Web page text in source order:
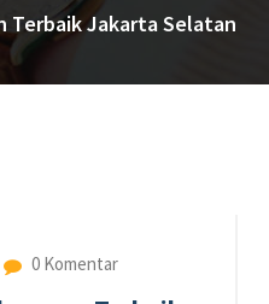
Terbaik Jakarta Selatan
0 Komentar